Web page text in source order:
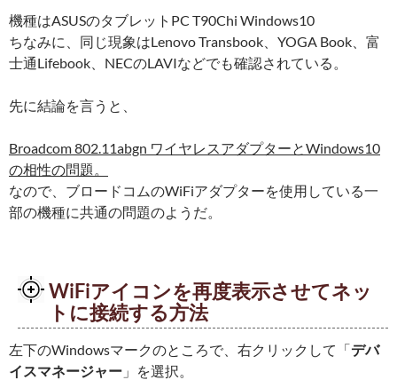
機種はASUSのタブレットPC T90Chi Windows10
ちなみに、同じ現象はLenovo Transbook、YOGA Book、富
士通Lifebook、NECのLAVIなどでも確認されている。
先に結論を言うと、
Broadcom 802.11abgn ワイヤレスアダプターとWindows10
の相性の問題。
なので、ブロードコムのWiFiアダプターを使用している一
部の機種に共通の問題のようだ。
WiFiアイコンを再度表示させてネッ
トに接続する方法
左下のWindowsマークのところで、右クリックして「デバ
イスマネージャー 」を選択。